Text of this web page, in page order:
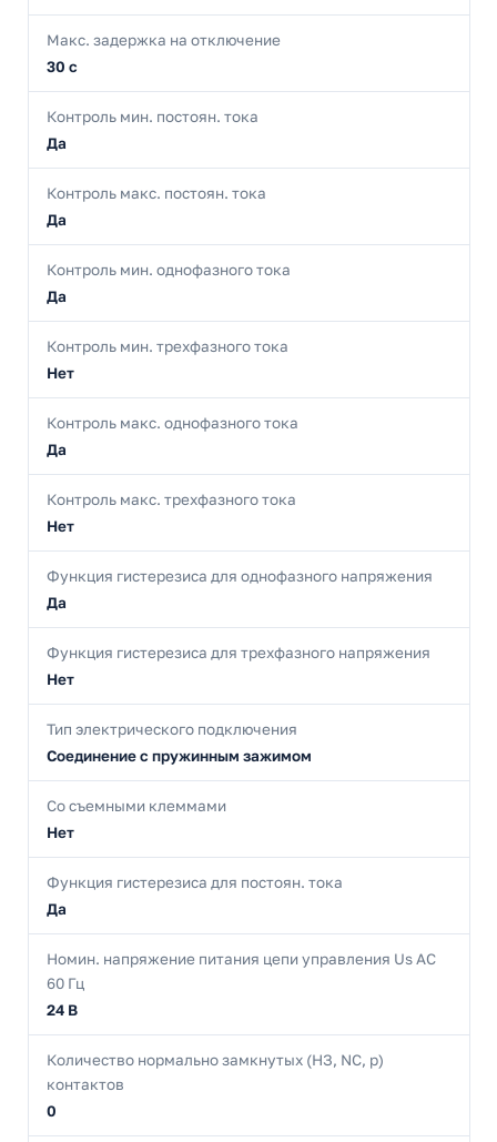
Макс. задержка на отключение
30 с
Контроль мин. постоян. тока
Да
Контроль макс. постоян. тока
Да
Контроль мин. однофазного тока
Да
Контроль мин. трехфазного тока
Нет
Контроль макс. однофазного тока
Да
Контроль макс. трехфазного тока
Нет
Функция гистерезиса для однофазного напряжения
Да
Функция гистерезиса для трехфазного напряжения
Нет
Тип электрического подключения
Соединение с пружинным зажимом
Со съемными клеммами
Нет
Функция гистерезиса для постоян. тока
Да
Номин. напряжение питания цепи управления Us AC
60 Гц
24 В
Количество нормально замкнутых (НЗ, NC, р)
контактов
0